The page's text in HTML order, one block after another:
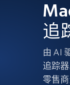
追
由 AI
追踪
零售